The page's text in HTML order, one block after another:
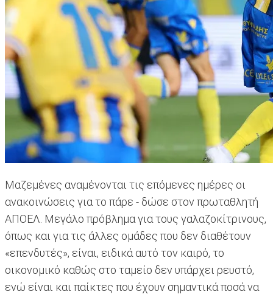
Mαζεμένες αναμένονται τις επόμενες ημέρες οι
ανακοινώσεις για το πάρε - δώσε στον πρωταθλητή
ΑΠΟΕΛ. Μεγάλο πρόβλημα για τους γαλαζοκίτρινους,
όπως και για τις άλλες ομάδες που δεν διαθέτουν
«επενδυτές», είναι, ειδικά αυτό τον καιρό, το
οικονομικό καθώς στο ταμείο δεν υπάρχει ρευστό,
ενώ είναι και παίκτες που έχουν σημαντικά ποσά να